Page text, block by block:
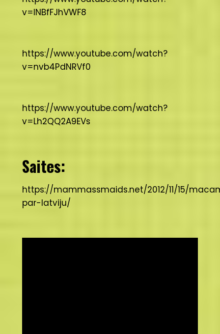
v=lNBfFJhVWF8
https://www.youtube.com/watch?
v=nvb4PdNRVf0
https://www.youtube.com/watch?
v=Lh2QQ2A9EVs
Saites:
https://mammassmaids.net/2012/11/15/
par-latviju/